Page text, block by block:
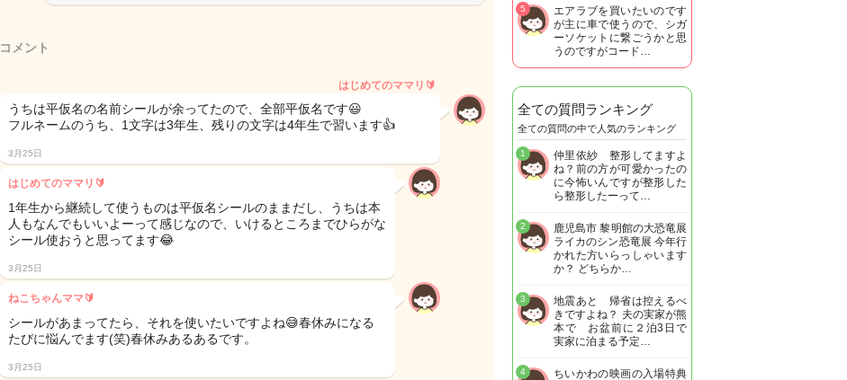
コメント
はじめてのママリ🔰
うちは平仮名の名前シールが余ってたので、全部平仮名です😃
フルネームのうち、1文字は3年生、残りの文字は4年生で習います👍
3月25日
はじめてのママリ🔰
1年生から継続して使うものは平仮名シールのままだし、うちは本
人もなんでもいいよーって感じなので、いけるところまでひらがな
シール使おうと思ってます😂
3月25日
ねこちゃんママ🔰
シールがあまってたら、それを使いたいですよね😅春休みになる
たびに悩んでます(笑)春休みあるあるです。
3月25日
エアラブを買いたいのです
が主に車で使うので、シガ
ーソケットに繋ごうかと思
うのですがコード…
5
全ての質問ランキング
全ての質問の中で人気のランキング
仲里依紗 整形してますよ
ね？前の方が可愛かったの
に今怖いんですが整形した
ら整形したーって…
1
鹿児島市 黎明館の大恐竜展
ライカのシン恐竜展 今年行
かれた方いらっしゃいます
か？ どちらか…
2
地震あと 帰省は控えるべ
きですよね？ 夫の実家が熊
本で お盆前に２泊3日で
実家に泊まる予定…
3
ちいかわの映画の入場特典
4